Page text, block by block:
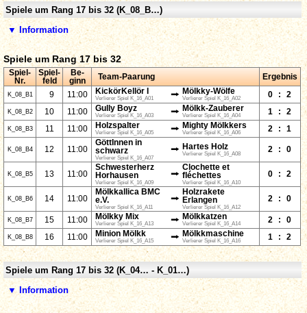
Spiele um Rang 17 bis 32 (K_08_B…)
▼ Information
Spiele um Rang 17 bis 32
Spiel-
Nr.
Spiel-
feld
Be-
ginn
Team-Paarung Ergebnis
K_08_B1 9 11:00 KickörKellör I
Verlierer Spiel K_16_A01 ⭢ Mölkky-Wölfe
Verlierer Spiel K_16_A02 0 : 2
K_08_B2 10 11:00 Gully Boyz
Verlierer Spiel K_16_A03 ⭢ Mölkk-Zauberer
Verlierer Spiel K_16_A04 1 : 2
K_08_B3 11 11:00 Holzspalter
Verlierer Spiel K_16_A05 ⭢ Mighty Mölkkers
Verlierer Spiel K_16_A06 2 : 1
K_08_B4 12 11:00
GöttInnen in
schwarz
Verlierer Spiel K_16_A07
⭢ Hartes Holz
Verlierer Spiel K_16_A08
2 : 0
K_08_B5 13 11:00
Schwesterherz
Horhausen
Verlierer Spiel K_16_A09
⭢
Clochette et
fléchettes
Verlierer Spiel K_16_A10
0 : 2
K_08_B6 14 11:00
Mölkkallica BMC
e.V.
Verlierer Spiel K_16_A11
⭢
Holzrakete
Erlangen
Verlierer Spiel K_16_A12
2 : 0
K_08_B7 15 11:00 Mölkky Mix
Verlierer Spiel K_16_A13 ⭢ Mölkkatzen
Verlierer Spiel K_16_A14 2 : 0
K_08_B8 16 11:00 Minion Mölkk
Verlierer Spiel K_16_A15 ⭢ Mölkkmaschine
Verlierer Spiel K_16_A16 1 : 2
Spiele um Rang 17 bis 32 (K_04… - K_01…)
▼ Information